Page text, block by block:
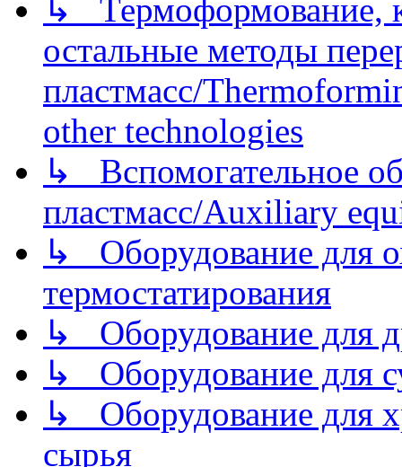
↳ Термоформование,
остальные методы
пластмасс/
other technologies
↳ Вспомогательное
пластмасс/Auxiliary
↳ Оборудование для
термостатирования
↳ Оборудование для
↳ Оборудование для
↳ Оборудование для
сырья